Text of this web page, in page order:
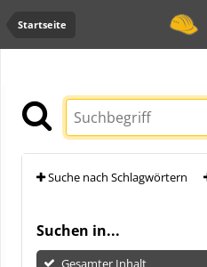
Startseite
Suche nach Schlagwörtern
Suchen in...
Gesamter Inhalt